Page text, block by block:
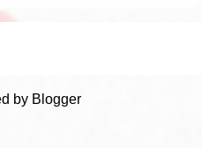
by Blogger